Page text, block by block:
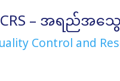
– အရည်အသွ
Control and